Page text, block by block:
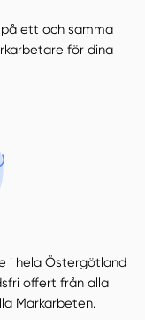
ett och samma
för dina
i hela Östergötland
offert från alla
Markarbeten.